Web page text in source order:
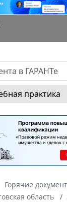
практика
Горячие
область